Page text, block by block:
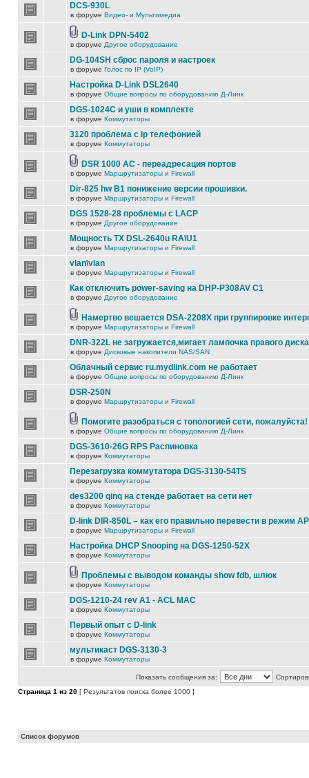
DCS-930L
в форуме Видео- и Мультимедиа
D-Link DPN-5402
в форуме Другое оборудование
DG-104SH сброс пароля и настроек
в форуме Голос по IP (VoIP)
Настройка D-Link DSL2640
в форуме Общие вопросы по оборудованию Д-Линк
DGS-1024C и уши в комплекте
в форуме Коммутаторы
3120 проблема с ip телефонией
в форуме Коммутаторы
DSR 1000 AC - переадресация портов
в форуме Маршрутизаторы и Firewall
Dir-825 hw B1 понижение версии прошивки.
в форуме Маршрутизаторы и Firewall
DGS 1528-28 проблемы с LACP
в форуме Другое оборудование
Мощность TX DSL-2640u RA\U1
в форуме Маршрутизаторы и Firewall
vlan\vlan
в форуме Маршрутизаторы и Firewall
Как отключить power-saving на DHP-P308AV C1
в форуме Другое оборудование
Намертво вешается DSA-2208X при группировке
в форуме Маршрутизаторы и Firewall
DNR-322L не загружается,мигает лампочка правого диска
в форуме Дисковые накопители NAS/SAN
Облачный сервис ru.mydlink.com не работает
в форуме Общие вопросы по оборудованию Д-Линк
DSR-250N
в форуме Маршрутизаторы и Firewall
Помогите разобраться с топологией сети, пожалуйста!
в форуме Общие вопросы по оборудованию Д-Линк
DGS-3610-26G RPS Распиновка
в форуме Коммутаторы
Перезагрузка коммутатора DGS-3130-54TS
в форуме Коммутаторы
des3200 qinq на стенде работает на сети нет
в форуме Коммутаторы
D-link DIR-850L – как его правильно перевести в режим
в форуме Маршрутизаторы и Firewall
Настройка DHCP Snooping на DGS-1250-52X
в форуме Коммутаторы
Проблемы с выводом команды show fdb, шлюк
в форуме Коммутаторы
DGS-1210-24 rev A1 - ACL MAC
в форуме Коммутаторы
Первый опыт с D-link
в форуме Коммутаторы
мультикаст DGS-3130-3
в форуме Коммутаторы
Показать сообщения за:
Страница 1 из 20 [ Результатов поиска более 1000 ]
Список форумов